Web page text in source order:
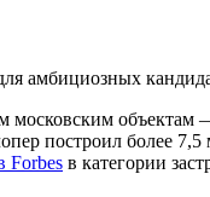
амбициозных
московским
построил более
Forbes в категории